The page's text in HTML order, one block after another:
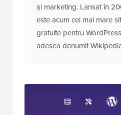
și marketing. Lansat în
este acum cel mai mare
gratuite pentru
adesea denumit